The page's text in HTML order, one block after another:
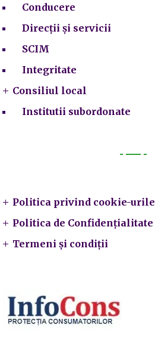
Conducere
Direcții și servicii
SCIM
Integritate
Consiliul local
Institutii subordonate
Politica privind cookie-urile
Politica de Confidențialitate
Termeni și condiții